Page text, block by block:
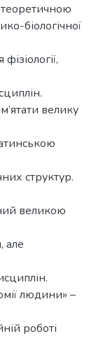
біологічної
велику
структур.
великою
але
людини» –
роботі